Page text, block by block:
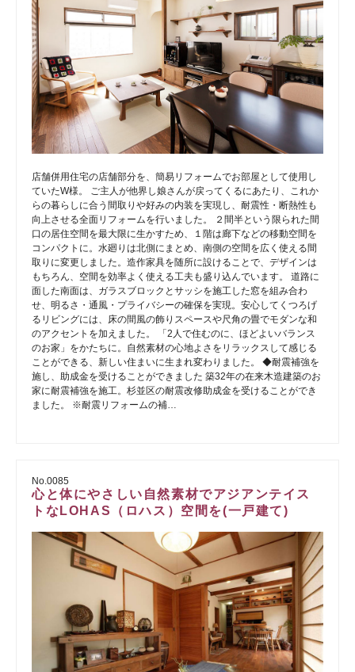
店舗併用住宅の店舗部分を、簡易リフォームでお部屋として使用し
ていたW様。 ご主人が他界し娘さんが戻ってくるにあたり、これか
らの暮らしに合う間取りや好みの内装を実現し、耐震性・断熱性も
向上させる全面リフォームを行いました。 ２間半という限られた間
口の居住空間を最大限に生かすため、１階は廊下などの移動空間を
コンパクトに。水廻りは北側にまとめ、南側の空間を広く使える間
取りに変更しました。造作家具を随所に設けることで、デザインは
もちろん、空間を効率よく使える工夫も盛り込んでいます。 道路に
面した南面は、ガラスブロックとサッシを施工した窓を組み合わ
せ、明るさ・通風・プライバシーの確保を実現。安心してくつろげ
るリビングには、床の間風の飾りスペースや尺角の畳でモダンな和
のアクセントを加えました。 「2人で住むのに、ほどよいバランス
のお家」をかたちに。自然素材の心地よさをリラックスして感じる
ことができる、新しい住まいに生まれ変わりました。 ◆耐震補強を
施し、助成金を受けることができました 築32年の在来木造建築のお
家に耐震補強を施工。杉並区の耐震改修助成金を受けることができ
ました。 ※耐震リフォームの補…
No.0085
心と体にやさしい自然素材でアジアンテイス
トなLOHAS（ロハス）空間を(一戸建て)